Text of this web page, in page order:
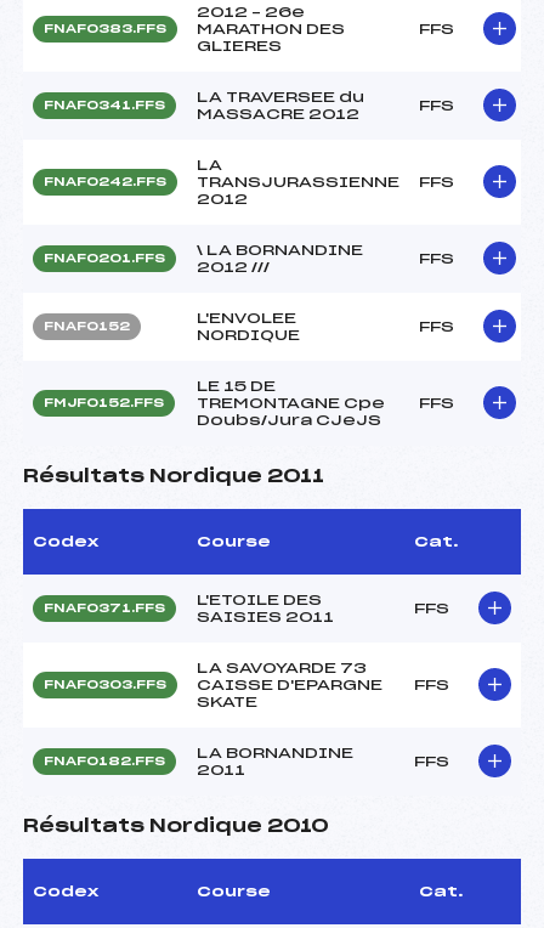
FNAF0383.FFS
2012 – 26e
MARATHON DES
GLIERES
FFS
FNAF0341.FFS
LA TRAVERSEE du
MASSACRE 2012
FFS
FNAF0242.FFS
LA
TRANSJURASSIENNE
2012
FFS
FNAF0201.FFS
\ LA BORNANDINE
2012 ///
FFS
FNAF0152
L'ENVOLEE
NORDIQUE
FFS
FMJF0152.FFS
LE 15 DE
TREMONTAGNE Cpe
Doubs/Jura CJeJS
FFS
Résultats Nordique 2011
Codex Course Cat.
FNAF0371.FFS
L'ETOILE DES
SAISIES 2011
FFS
FNAF0303.FFS
LA SAVOYARDE 73
CAISSE D'EPARGNE
SKATE
FFS
FNAF0182.FFS
LA BORNANDINE
2011
FFS
Résultats Nordique 2010
Codex Course Cat.